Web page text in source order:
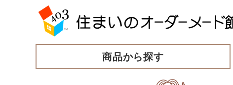
商品から探す